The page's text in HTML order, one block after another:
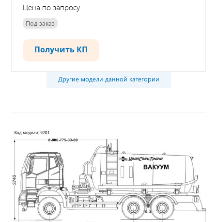
Цена по запросу
Под заказ
Получить КП
Другие модели данной категории